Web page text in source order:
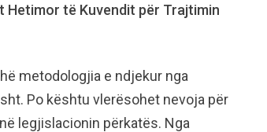
Hetimor të Kuvendit për Trajtimin
metodologjia e ndjekur nga
Po kështu vlerësohet nevoja për
legjislacionin përkatës. Nga